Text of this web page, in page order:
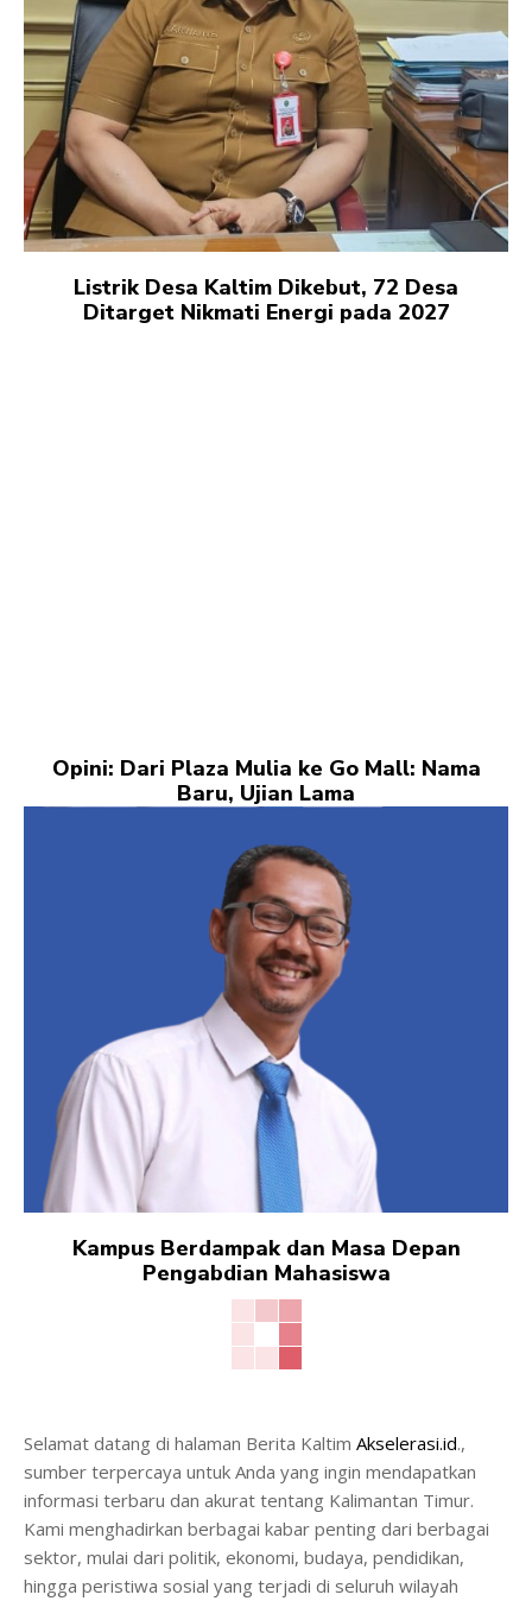
Listrik Desa Kaltim Dikebut, 72 Desa
Ditarget Nikmati Energi pada 2027
Opini: Dari Plaza Mulia ke Go Mall: Nama
Baru, Ujian Lama
Kampus Berdampak dan Masa Depan
Pengabdian Mahasiswa
Selamat datang di halaman Berita Kaltim Akselerasi.id.,
sumber terpercaya untuk Anda yang ingin mendapatkan
informasi terbaru dan akurat tentang Kalimantan Timur.
Kami menghadirkan berbagai kabar penting dari berbagai
sektor, mulai dari politik, ekonomi, budaya, pendidikan,
hingga peristiwa sosial yang terjadi di seluruh wilayah